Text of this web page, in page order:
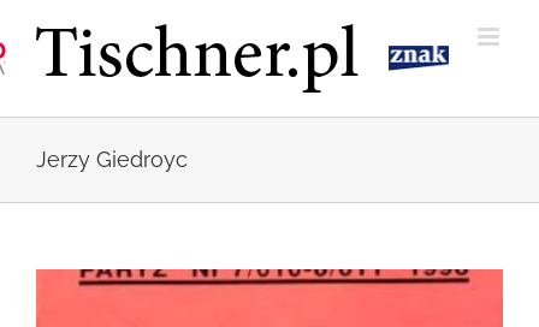
zawartości
Jerzy Giedroyc